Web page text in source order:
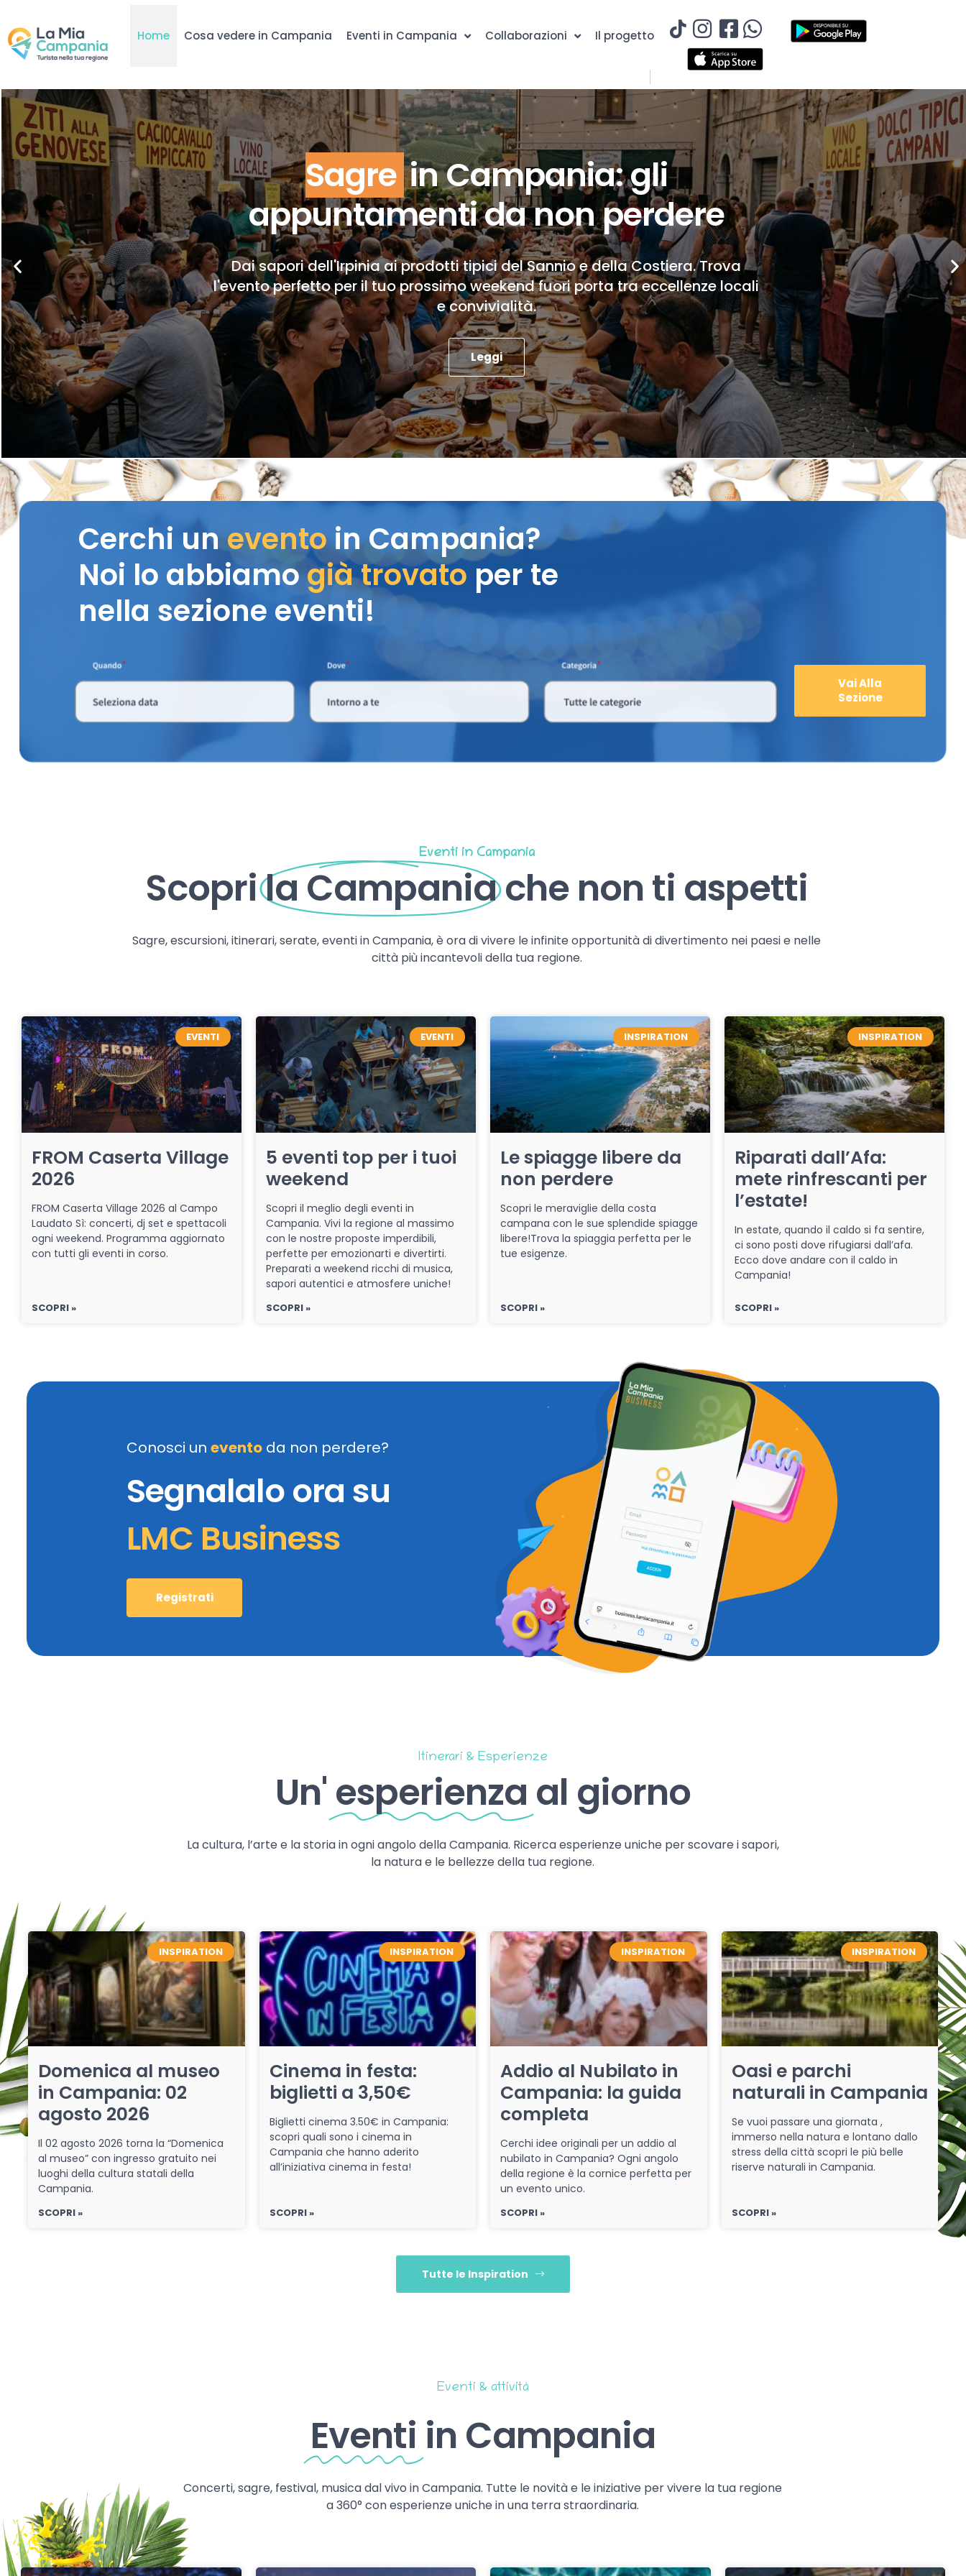
Home Cosa vedere in Campania Eventi in Campania Collaborazioni Il progetto
Sagre in Campania: gli
appuntamenti da non perdere
Dai sapori dell'Irpinia ai prodotti tipici del Sannio e della Costiera. Trova
l'evento perfetto per il tuo prossimo weekend fuori porta tra eccellenze locali
e convivialità.
Leggi
Cerchi uneventoin Campania?
Noi lo abbiamogià trovato per te
nella sezione eventi!
Vai Alla
Sezione
Eventi in Campania
Scoprila Campaniache non ti aspetti
Sagre, escursioni, itinerari, serate, eventi in Campania, è ora di vivere le infinite opportunità di divertimento nei paesi e nelle
città più incantevoli della tua regione.
EVENTI
FROM Caserta Village
2026
FROM Caserta Village 2026 al Campo
Laudato Sì: concerti, dj set e spettacoli
ogni weekend. Programma aggiornato
con tutti gli eventi in corso.
SCOPRI »
EVENTI
5 eventi top per i tuoi
weekend
Scopri il meglio degli eventi in
Campania. Vivi la regione al massimo
con le nostre proposte imperdibili,
perfette per emozionarti e divertirti.
Preparati a weekend ricchi di musica,
sapori autentici e atmosfere uniche!
SCOPRI »
INSPIRATION
Le spiagge libere da
non perdere
Scopri le meraviglie della costa
campana con le sue splendide spiagge
libere!Trova la spiaggia perfetta per le
tue esigenze.
SCOPRI »
INSPIRATION
Riparati dall’Afa:
mete rinfrescanti per
l’estate!
In estate, quando il caldo si fa sentire,
ci sono posti dove rifugiarsi dall’afa.
Ecco dove andare con il caldo in
Campania!
SCOPRI »
Conosci un evento da non perdere?
Segnalalo ora su
LMC Business
Registrati
Itinerari & Esperienze
Un' esperienza al giorno
La cultura, l’arte e la storia in ogni angolo della Campania. Ricerca esperienze uniche per scovare i sapori,
la natura e le bellezze della tua regione.
INSPIRATION
Domenica al museo
in Campania: 02
agosto 2026
Il 02 agosto 2026 torna la “Domenica
al museo” con ingresso gratuito nei
luoghi della cultura statali della
Campania.
SCOPRI »
INSPIRATION
Cinema in festa:
biglietti a 3,50€
Biglietti cinema 3.50€ in Campania:
scopri quali sono i cinema in
Campania che hanno aderito
all’iniziativa cinema in festa!
SCOPRI »
INSPIRATION
Addio al Nubilato in
Campania: la guida
completa
Cerchi idee originali per un addio al
nubilato in Campania? Ogni angolo
della regione è la cornice perfetta per
un evento unico.
SCOPRI »
INSPIRATION
Oasi e parchi
naturali in Campania
Se vuoi passare una giornata ,
immerso nella natura e lontano dallo
stress della città scopri le più belle
riserve naturali in Campania.
SCOPRI »
Tutte le Inspiration
Eventi & attività
Eventi in Campania
Concerti, sagre, festival, musica dal vivo in Campania. Tutte le novità e le iniziative per vivere la tua regione
a 360° con esperienze uniche in una terra straordinaria.